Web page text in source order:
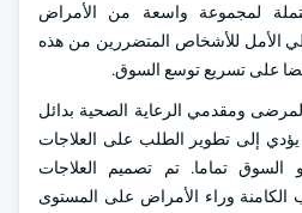
لمجموعة واسعة من الأمراض
الأمل للأشخاص المتضررين من هذه
على تسريع توسع السوق.
ومقدمي الرعاية الصحية بدائل
يؤدي إلى تطوير الطلب على العلاجات
السوق تماما. تم تصميم العلاجات
الكامنة وراء الأمراض على المستوى